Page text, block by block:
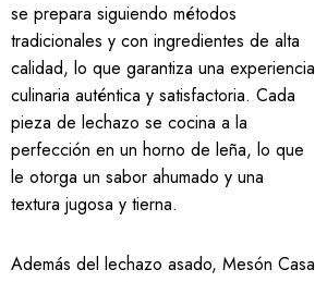
se prepara siguiendo métodos
tradicionales y con ingredientes de alta
calidad, lo que garantiza una experiencia
culinaria auténtica y satisfactoria. Cada
pieza de lechazo se cocina a la
perfección en un horno de leña, lo que
le otorga un sabor ahumado y una
textura jugosa y tierna.
Además del lechazo asado, Mesón Casa